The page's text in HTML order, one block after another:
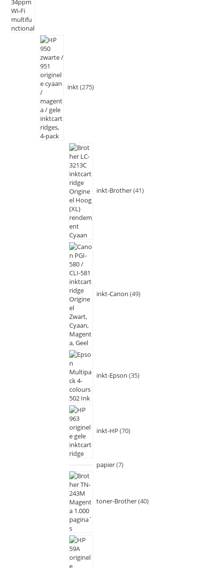
inkt 275
inkt-Brother 41
inkt-Canon 49
inkt-Epson 35
inkt-HP 70
papier 7
toner-Brother 40